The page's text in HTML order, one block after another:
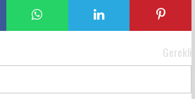
Gerekli